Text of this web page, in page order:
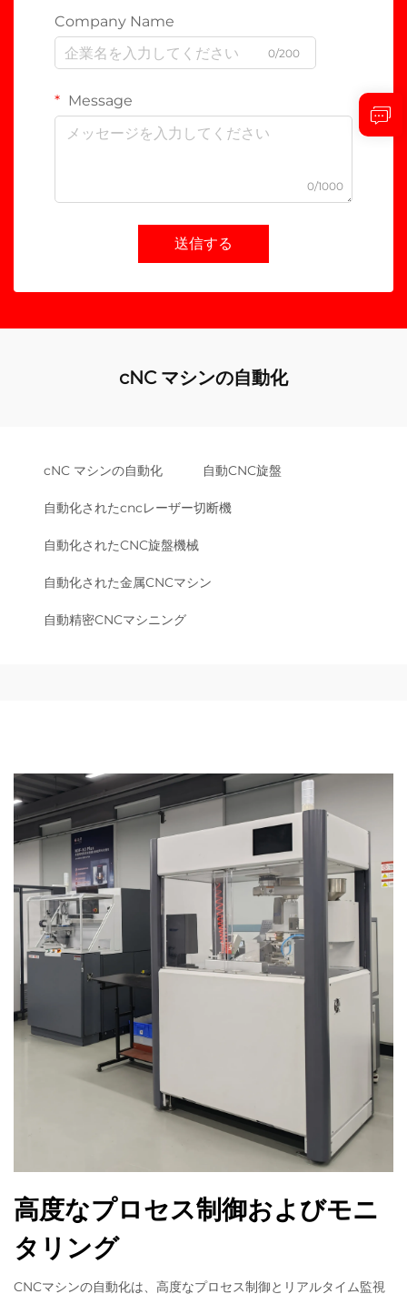
Company Name
0/200
Message
0/1000
送信する
cNC マシンの自動化
cNC マシンの自動化 自動CNC旋盤
自動化されたcncレーザー切断機
自動化されたCNC旋盤機械
自動化された金属CNCマシン
自動精密CNCマシニング
高度なプロセス制御およびモニ
タリング
CNCマシンの自動化は、高度なプロセス制御とリアルタイム監視